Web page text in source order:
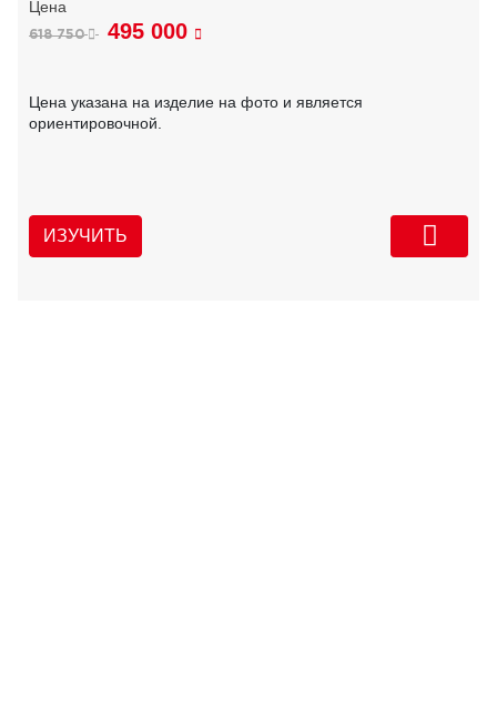
618 750 495 000
Цена указана на изделие на фото и является
ориентировочной.
ИЗУЧИТЬ